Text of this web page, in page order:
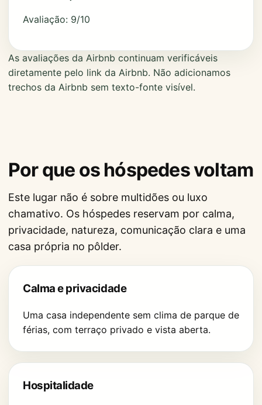
Avaliação: 9/10
As avaliações da Airbnb continuam verificáveis
diretamente pelo link da Airbnb. Não adicionamos
trechos da Airbnb sem texto-fonte visível.
Por que os hóspedes voltam
Este lugar não é sobre multidões ou luxo
chamativo. Os hóspedes reservam por calma,
privacidade, natureza, comunicação clara e uma
casa própria no pôlder.
Calma e privacidade
Uma casa independente sem clima de parque de
férias, com terraço privado e vista aberta.
Hospitalidade